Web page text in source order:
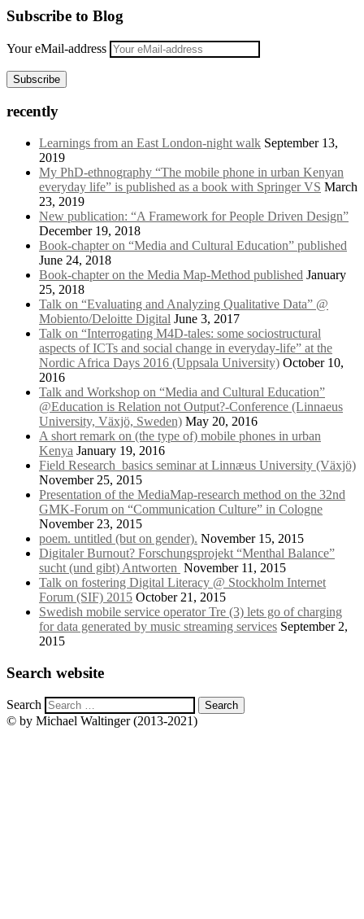
Subscribe to Blog
Your eMail-address
Subscribe
recently
Learnings from an East London-night walk September 13,
2019
My PhD-ethnography “The mobile phone in urban Kenyan
everyday life” is published as a book with Springer VS March
23, 2019
New publication: “A Framework for People Driven Design”
December 19, 2018
Book-chapter on “Media and Cultural Education” published
June 24, 2018
Book-chapter on the Media Map-Method published January
25, 2018
Talk on “Evaluating and Analyzing Qualitative Data” @
Mobiento/Deloitte Digital June 3, 2017
Talk on “Interrogating M4D-tales: some sociostructural
aspects of ICTs and social change in everyday-life” at the
Nordic Africa Days 2016 (Uppsala University) October 10,
2016
Talk and Workshop on “Media and Cultural Education”
@Education is Relation not Output?-Conference (Linnaeus
University, Växjö, Sweden) May 20, 2016
A short remark on (the type of) mobile phones in urban
Kenya January 19, 2016
Field Research_basics seminar at Linnæus University (Växjö)
November 25, 2015
Presentation of the MediaMap-research method on the 32nd
GMK-Forum on “Communication Culture” in Cologne
November 23, 2015
poem. untitled (but on gender). November 15, 2015
Digitaler Burnout? Forschungsprojekt “Menthal Balance”
sucht (und gibt) Antworten November 11, 2015
Talk on fostering Digital Literacy @ Stockholm Internet
Forum (SIF) 2015 October 21, 2015
Swedish mobile service operator Tre (3) lets go of charging
for data generated by music streaming services September 2,
2015
Search website
Search
© by Michael Waltinger (2013-2021)